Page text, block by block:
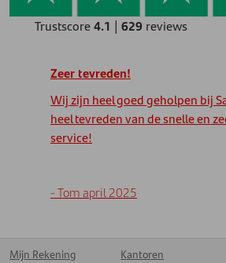
Trustscore4.1 | 629 reviews
Zeer tevreden!
Wij zijn heel goed geholpen bij
heel tevreden van de snelle en
service!
- Tom april 2025
Mijn Rekening
Kantoren